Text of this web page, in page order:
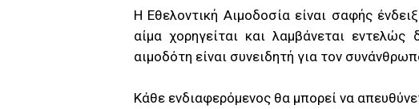
Η Εθελοντική Αιμοδοσία είναι σαφής
αίμα χορηγείται και λαμβάνεται
αιμοδότη είναι συνειδητή για τον
Κάθε ενδιαφερόμενος θα μπορεί να